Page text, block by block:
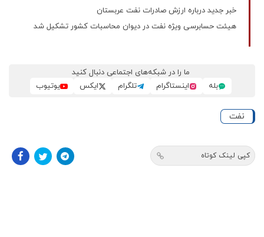
خبر جدید درباره ارزش صادرات نفت عربستان
هیئت حسابرسی ویژه نفت در دیوان محاسبات کشور تشکیل شد
ما را در شبکه‌های اجتماعی دنبال کنید
بله
اینستاگرام تلگرام ایکس یوتیوب
نفت
کپی لینک کوتاه